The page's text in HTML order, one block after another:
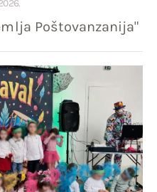
Poštovanzanija"